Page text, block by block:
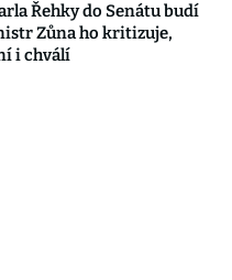
Řehky do Senátu budí
Zůna ho kritizuje,
i chválí